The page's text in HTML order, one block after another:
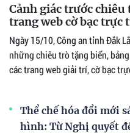
Cảnh giác trước
trang web cờ bạc trực
Ngày 15/10, Công an tỉnh Đắk
những chiêu trò tặng biển,
các trang web giải trí, cờ bạc
Thể chế hóa đổi mới
hình: Từ Nghị quyết